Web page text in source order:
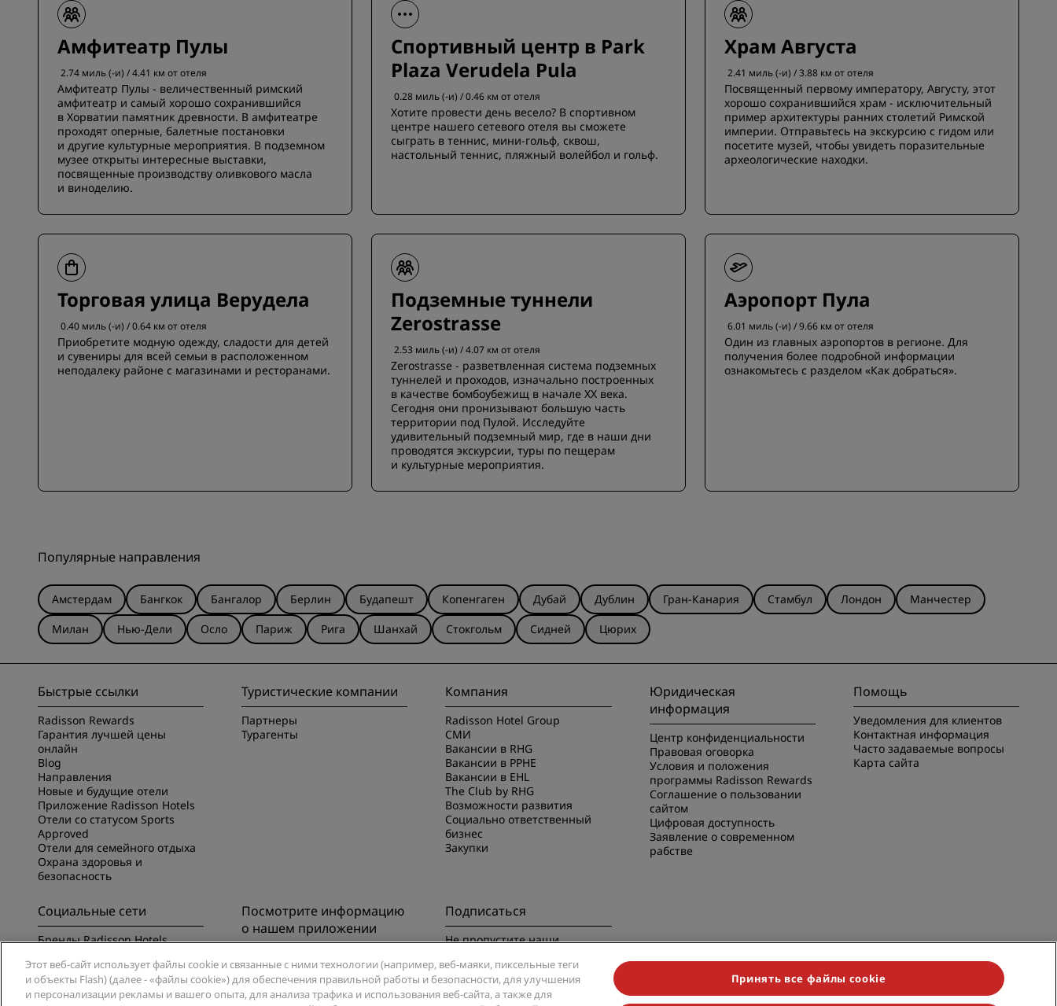
Амфитеатр Пулы
2.74 миль (-и) / 4.41 км от отеля
Амфитеатр Пулы - величественный римский
амфитеатр и самый хорошо сохранившийся
в Хорватии памятник древности. В амфитеатре
проходят оперные, балетные постановки
и другие культурные мероприятия. В подземном
музее открыты интересные выставки,
посвященные производству оливкового масла
и виноделию.
Спортивный центр в Park
Plaza Verudela Pula
0.28 миль (-и) / 0.46 км от отеля
Хотите провести день весело? В спортивном
центре нашего сетевого отеля вы сможете
сыграть в теннис, мини-гольф, сквош,
настольный теннис, пляжный волейбол и гольф.
Храм Августа
2.41 миль (-и) / 3.88 км от отеля
Посвященный первому императору, Августу, этот
хорошо сохранившийся храм - исключительный
пример архитектуры ранних столетий Римской
империи. Отправьтесь на экскурсию с гидом или
посетите музей, чтобы увидеть поразительные
археологические находки.
Торговая улица Верудела
0.40 миль (-и) / 0.64 км от отеля
Приобретите модную одежду, сладости для детей
и сувениры для всей семьи в расположенном
неподалеку районе с магазинами и ресторанами.
Подземные туннели
Zerostrasse
2.53 миль (-и) / 4.07 км от отеля
Zerostrasse - разветвленная система подземных
туннелей и проходов, изначально построенных
в качестве бомбоубежищ в начале XX века.
Сегодня они пронизывают большую часть
территории под Пулой. Исследуйте
удивительный подземный мир, где в наши дни
проводятся экскурсии, туры по пещерам
и культурные мероприятия.
Аэропорт Пула
6.01 миль (-и) / 9.66 км от отеля
Один из главных аэропортов в регионе. Для
получения более подробной информации
ознакомьтесь с разделом «Как добраться».
Популярные направления
Амстердам Бангкок Бангалор Берлин Будапешт Копенгаген Дубай Дублин Гран-Канария Стамбул Лондон
Манчестер
Милан
Нью-Дели Осло Париж Рига Шанхай Стокгольм Сидней Цюрих
Быстрые ссылки
Radisson Rewards
Гарантия лучшей цены
онлайн
Blog
Направления
Новые и будущие отели
Приложение Radisson Hotels
Отели со статусом Sports
Approved
Отели для семейного отдыха
Охрана здоровья и
безопасность
Туристические компании
Партнеры
Турагенты
Компания
Radisson Hotel Group
СМИ
Вакансии в RHG
Вакансии в PPHE
Вакансии в EHL
The Club by RHG
Возможности развития
Социально ответственный
бизнес
Закупки
Юридическая
информация
Центр конфиденциальности
Правовая оговорка
Условия и положения
программы Radisson Rewards
Соглашение о пользовании
сайтом
Цифровая доступность
Заявление о современном
рабстве
Помощь
Уведомления для клиентов
Контактная информация
Часто задаваемые вопросы
Карта сайта
Социальные сети
Бренды Radisson Hotels
Посмотрите информацию
о нашем приложении
Radisson Hotels
Подписаться
Не пропустите наши
наибольшей популярностью
Этот веб-сайт использует файлы cookie и связанные с ними технологии (например, веб-маяки, пиксельные теги
и объекты Flash) (далее - «файлы cookie») для обеспечения правильной работы и безопасности, для улучшения
и персонализации рекламы и вашего опыта, для анализа трафика и использования веб-сайта, а также для
Принять все файлы cookie